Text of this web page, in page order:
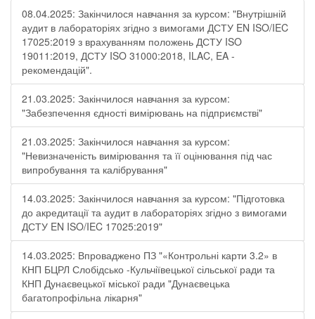
08.04.2025: Закінчилося навчання за курсом: "Внутрішній
аудит в лабораторіях згідно з вимогами ДСТУ EN ISO/IEC
17025:2019 з врахуванням положень ДСТУ ISO
19011:2019, ДСТУ ISO 31000:2018, ILAC, EA -
рекомендацій".
21.03.2025: Закінчилося навчання за курсом:
"Забезпечення єдності вимірювань на підприємстві"
21.03.2025: Закінчилося навчання за курсом:
"Невизначеність вимірювання та її оцінювання під час
випробування та калібрування"
14.03.2025: Закінчилося навчання за курсом: "Підготовка
до акредитації та аудит в лабораторіях згідно з вимогами
ДСТУ EN ISO/IEC 17025:2019"
14.03.2025: Впроваджено ПЗ "«Контрольні карти 3.2» в
КНП БЦРЛ Слобідсько -Кульчіївецької сільської ради та
КНП Дунаєвецької міської ради "Дунаєвецька
багатопрофільна лікарня"